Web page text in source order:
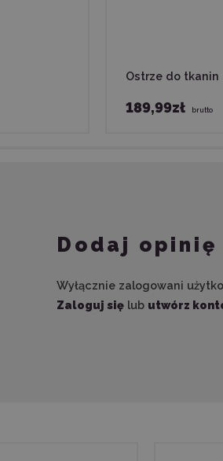
Ostrze do tkanin
189,99zł brutto
Dodaj opinię
Wyłącznie zalogowani
Zaloguj się lub utwórz